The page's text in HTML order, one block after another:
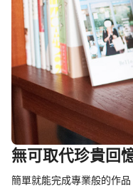
無可取代珍貴回
簡單就能完成專業般的作